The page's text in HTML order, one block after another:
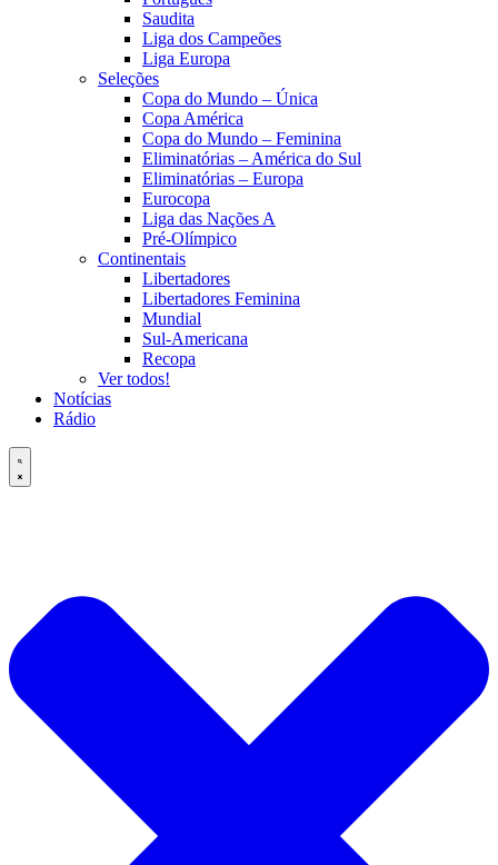
Saudita
Liga dos Campeões
Liga Europa
Seleções
Copa do Mundo – Única
Copa América
Copa do Mundo – Feminina
Eliminatórias – América do Sul
Eliminatórias – Europa
Eurocopa
Liga das Nações A
Pré-Olímpico
Continentais
Libertadores
Libertadores Feminina
Mundial
Sul-Americana
Recopa
Ver todos!
Notícias
Rádio